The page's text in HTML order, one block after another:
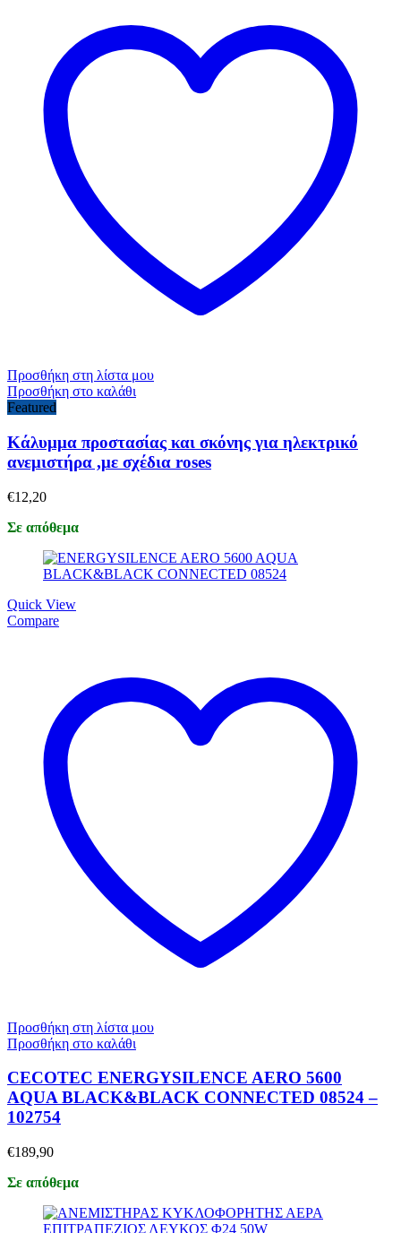
Προσθήκη στη λίστα μου
Προσθήκη στο καλάθι
Featured
Κάλυμμα προστασίας και σκόνης για ηλεκτρικό
ανεμιστήρα ,με σχέδια roses
€12,20
Σε απόθεμα
Quick View
Compare
Προσθήκη στη λίστα μου
Προσθήκη στο καλάθι
CECOTEC ENERGYSILENCE AERO 5600
AQUA BLACK&BLACK CONNECTED 08524 –
102754
€189,90
Σε απόθεμα